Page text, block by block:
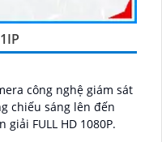
công nghệ giám sát
chiếu sáng lên đến
FULL HD 1080P.